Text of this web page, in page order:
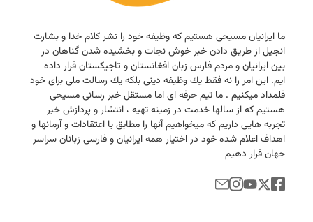
ما ایرانیان مسیحی هستیم كه وظیفه خود را نشر كلام خدا و بشارت
انجیل از طریق دادن خبر خوش نجات و بخشیده شدن گناهان در
بین ایرانیان و مردم فارس زبان افغانستان و تاجیكستان قرار داده
ایم. این امر را نه فقط یك وظیفه دینی بلكه یك رسالت ملی برای خود
قلمداد میكنیم . ما تیم حرفه ای اما مستقل خبر رسانی مسیحی
هستیم كه از سالها خدمت در زمینه تهیه ، انتشار و پردازش خبر
تجربه هایی داریم كه میخواهیم آنها را مطابق با اعتقادات و آرمانها و
اهداف اعلام شده خود در اختیار همه ایرانیان و فارسی زبانان سراسر
جهان قرار دهیم